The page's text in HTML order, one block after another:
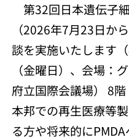
第32回日本遺伝子
（2026年7月23日か
談を実施いたします
（金曜日）、会場：
府立国際会議場） 8
本邦での再生医療等
る方や将来的に